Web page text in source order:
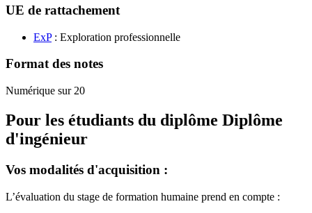
UE de rattachement
ExP: Exploration professionnelle
Format des notes
Numérique sur 20
Pour les étudiants du diplôme Diplôme
d'ingénieur
Vos modalités d'acquisition :
L’évaluation du stage de formation humaine prend en compte :